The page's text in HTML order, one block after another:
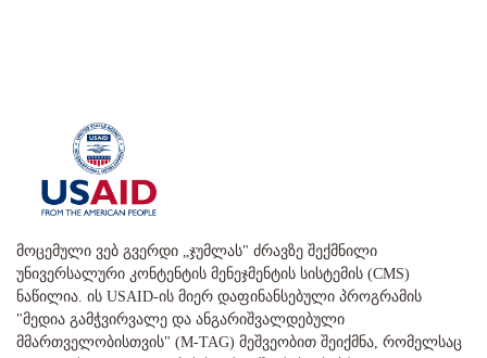
მოცემული ვებ გვერდი „ჯუმლას" ძრავზე შექმნილი
უნივერსალური კონტენტის მენეჯმენტის სისტემის (CMS)
ნაწილია. ის USAID-ის მიერ დაფინანსებული პროგრამის
"მედია გამჭვირვალე და ანგარიშვალდებული
მმართველობისთვის" (M-TAG) მეშვეობით შეიქმნა, რომელსაც